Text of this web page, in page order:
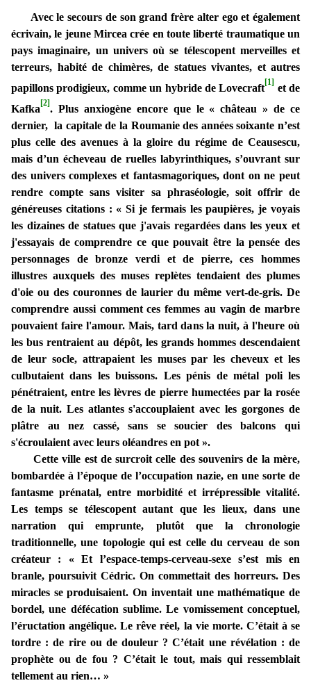
Avec le secours de son grand frère alter ego et également
écrivain, le jeune Mircea crée en toute liberté traumatique un
pays imaginaire, un univers où se télescopent merveilles et
terreurs, habité de chimères, de statues vivantes, et autres
papillons prodigieux, comme un hybride de Lovecraft[1] et de
Kafka [2]. Plus anxiogène encore que le « château » de ce
dernier, la capitale de la Roumanie des années soixante n’est
plus celle des avenues à la gloire du régime de Ceausescu,
mais d’un écheveau de ruelles labyrinthiques, s’ouvrant sur
des univers complexes et fantasmagoriques, dont on ne peut
rendre compte sans visiter sa phraséologie, soit offrir de
généreuses citations : « Si je fermais les paupières, je voyais
les dizaines de statues que j'avais regardées dans les yeux et
j'essayais de comprendre ce que pouvait être la pensée des
personnages de bronze verdi et de pierre, ces hommes
illustres auxquels des muses replètes tendaient des plumes
d'oie ou des couronnes de laurier du même vert-de-gris. De
comprendre aussi comment ces femmes au vagin de marbre
pouvaient faire l'amour. Mais, tard dans la nuit, à l'heure où
les bus rentraient au dépôt, les grands hommes descendaient
de leur socle, attrapaient les muses par les cheveux et les
culbutaient dans les buissons. Les pénis de métal poli les
pénétraient, entre les lèvres de pierre humectées par la rosée
de la nuit. Les atlantes s'accouplaient avec les gorgones de
plâtre au nez cassé, sans se soucier des balcons qui
s'écroulaient avec leurs oléandres en pot ».
Cette ville est de surcroit celle des souvenirs de la mère,
bombardée à l’époque de l’occupation nazie, en une sorte de
fantasme prénatal, entre morbidité et irrépressible vitalité.
Les temps se télescopent autant que les lieux, dans une
narration qui emprunte, plutôt que la chronologie
traditionnelle, une topologie qui est celle du cerveau de son
créateur : « Et l’espace-temps-cerveau-sexe s’est mis en
branle, poursuivit Cédric. On commettait des horreurs. Des
miracles se produisaient. On inventait une mathématique de
bordel, une défécation sublime. Le vomissement conceptuel,
l’éructation angélique. Le rêve réel, la vie morte. C’était à se
tordre : de rire ou de douleur ? C’était une révélation : de
prophète ou de fou ? C’était le tout, mais qui ressemblait
tellement au rien… »